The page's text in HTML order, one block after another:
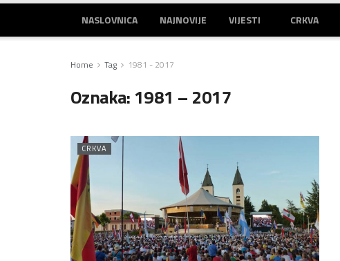
NASLOVNICA NAJNOVIJE VIJESTI CRKVA
Home Tag 1981 - 2017
Oznaka:1981 – 2017
CRKVA